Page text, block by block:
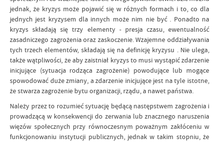
jednak, że kryzys może pojawić się w różnych formach i to, co dla
jednych jest kryzysem dla innych może nim nie być . Ponadto na
kryzys składają się trzy elementy - presja czasu, ewentualność
zasadniczego zagrożenia oraz zaskoczenie. Wzajemne oddziaływania
tych trzech elementów, składają się na definicję kryzysu . Nie ulega,
także wątpliwości, że aby zaistniał kryzys to musi wystąpić zdarzenie
inicjujące (sytuacja rodząca zagrożenie) powodujące lub mogące
spowodować duże zmiany, a zdarzenie inicjujące jest na tyle istotne,
że stwarza zagrożenie bytu organizacji, rządu, a nawet państwa.
Należy przez to rozumieć sytuację będącą następstwem zagrożenia i
prowadzącą w konsekwencji do zerwania lub znacznego naruszenia
więzów społecznych przy równoczesnym poważnym zakłóceniu w
funkcjonowaniu instytucji publicznych, jednak w takim stopniu, że